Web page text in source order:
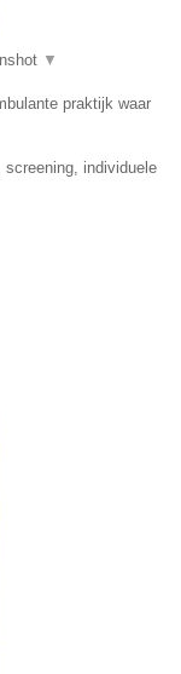
▼
praktijk waar
individuele